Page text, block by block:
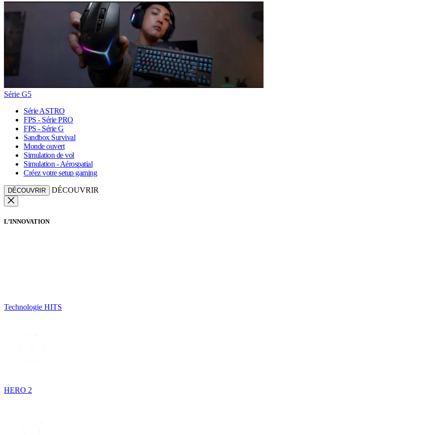
Série G5
Série ASTRO
FPS - Série PRO
FPS - Série G
Sandbox Survival
Monde ouvert
Simulation de vol
Simulation - Aérospatial
Créez votre setup gaming
DÉCOUVRIR DÉCOUVRIR
L’INNOVATION
Technologie HITS
HERO 2